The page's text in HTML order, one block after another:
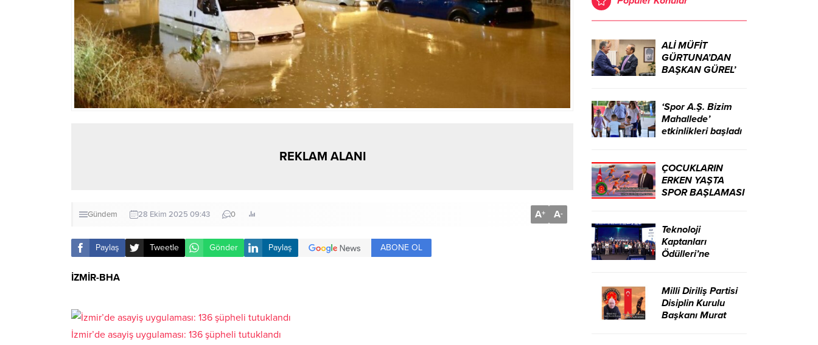
REKLAM ALANI
Gündem 28 Ekim 2025 09:43 0 A+ A-
Paylaş Tweetle Gönder Paylaş ABONE OL
İZMİR-BHA
İzmir’de asayiş uygulaması: 136 şüpheli tutuklandı
ALİ MÜFİT
GÜRTUNA’DAN
BAŞKAN GÜREL’
‘Spor A.Ş. Bizim
Mahallede’
etkinlikleri başladı
ÇOCUKLARIN
ERKEN YAŞTA
SPOR BAŞLAMASI
UZAK TUTUMUŞ
OLACAKTIR
Teknoloji
Kaptanları
Ödülleri’ne
Milli Diriliş Partisi
Disiplin Kurulu
Başkanı Murat